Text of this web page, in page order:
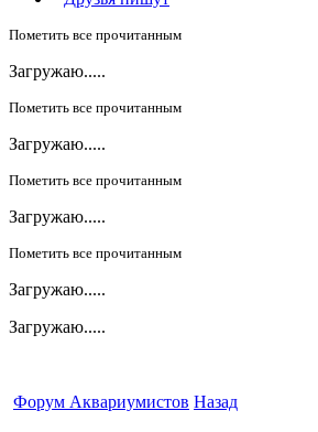
Пометить все прочитанным
Загружаю.....
Пометить все прочитанным
Загружаю.....
Пометить все прочитанным
Загружаю.....
Пометить все прочитанным
Загружаю.....
Загружаю.....
Форум Аквариумистов Назад